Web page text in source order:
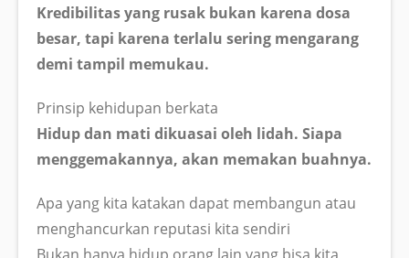
Kredibilitas yang rusak bukan karena dosa
besar, tapi karena terlalu sering mengarang
demi tampil memukau.
Prinsip kehidupan berkata
Hidup dan mati dikuasai oleh lidah. Siapa
menggemakannya, akan memakan buahnya.
Apa yang kita katakan dapat membangun atau
menghancurkan reputasi kita sendiri
Bukan hanya hidup orang lain yang bisa kita